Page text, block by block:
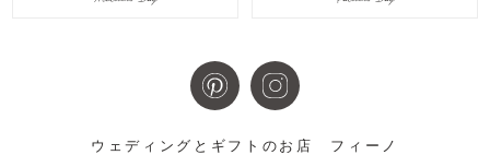
ウェディングとギフトのお店 フィーノ